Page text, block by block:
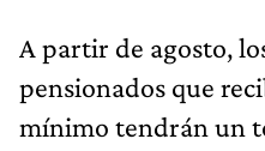
A partir de agosto,
pensionados que
mínimo tendrán un